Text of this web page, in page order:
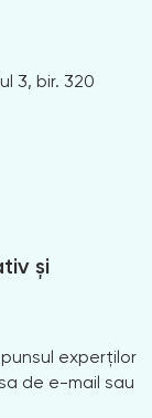
3, bir. 320
și
experților
de e-mail sau